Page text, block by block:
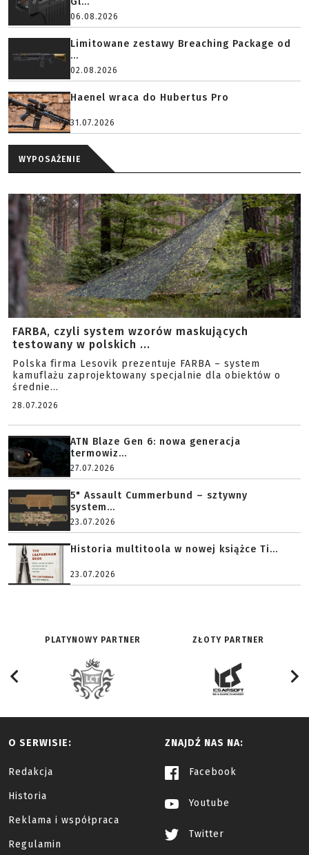
06.08.2026
Limitowane zestawy Breaching Package od
...
02.08.2026
Haenel wraca do Hubertus Pro
31.07.2026
WYPOSAŻENIE
FARBA, czyli system wzorów maskujących
testowany w polskich ...
Polska firma Lesovik prezentuje FARBA – system
kamuflażu zaprojektowany specjalnie dla obiektów o
średnie...
28.07.2026
ATN Blaze Gen 6: nowa generacja
termowiz...
27.07.2026
5" Assault Cummerbund – sztywny
system...
23.07.2026
Historia multitoola w nowej książce Ti...
23.07.2026
PLATYNOWY PARTNER ZŁOTY PARTNER
O SERWISIE:
Redakcja
Historia
Reklama i współpraca
Regulamin
ZNAJDŹ NAS NA:
Facebook
Youtube
Twitter